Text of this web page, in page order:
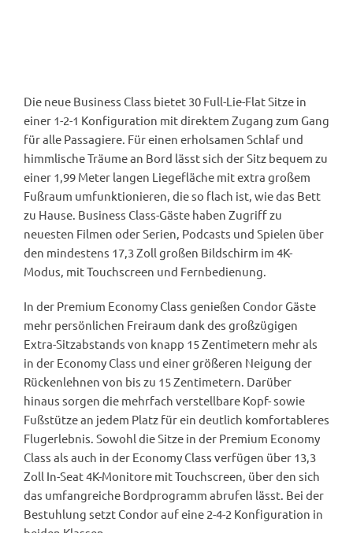
Die neue Business Class bietet 30 Full-Lie-Flat Sitze in
einer 1-2-1 Konfiguration mit direktem Zugang zum Gang
für alle Passagiere. Für einen erholsamen Schlaf und
himmlische Träume an Bord lässt sich der Sitz bequem zu
einer 1,99 Meter langen Liegefläche mit extra großem
Fußraum umfunktionieren, die so flach ist, wie das Bett
zu Hause. Business Class-Gäste haben Zugriff zu
neuesten Filmen oder Serien, Podcasts und Spielen über
den mindestens 17,3 Zoll großen Bildschirm im 4K-
Modus, mit Touchscreen und Fernbedienung.
In der Premium Economy Class genießen Condor Gäste
mehr persönlichen Freiraum dank des großzügigen
Extra-Sitzabstands von knapp 15 Zentimetern mehr als
in der Economy Class und einer größeren Neigung der
Rückenlehnen von bis zu 15 Zentimetern. Darüber
hinaus sorgen die mehrfach verstellbare Kopf- sowie
Fußstütze an jedem Platz für ein deutlich komfortableres
Flugerlebnis. Sowohl die Sitze in der Premium Economy
Class als auch in der Economy Class verfügen über 13,3
Zoll In-Seat 4K-Monitore mit Touchscreen, über den sich
das umfangreiche Bordprogramm abrufen lässt. Bei der
Bestuhlung setzt Condor auf eine 2-4-2 Konfiguration in